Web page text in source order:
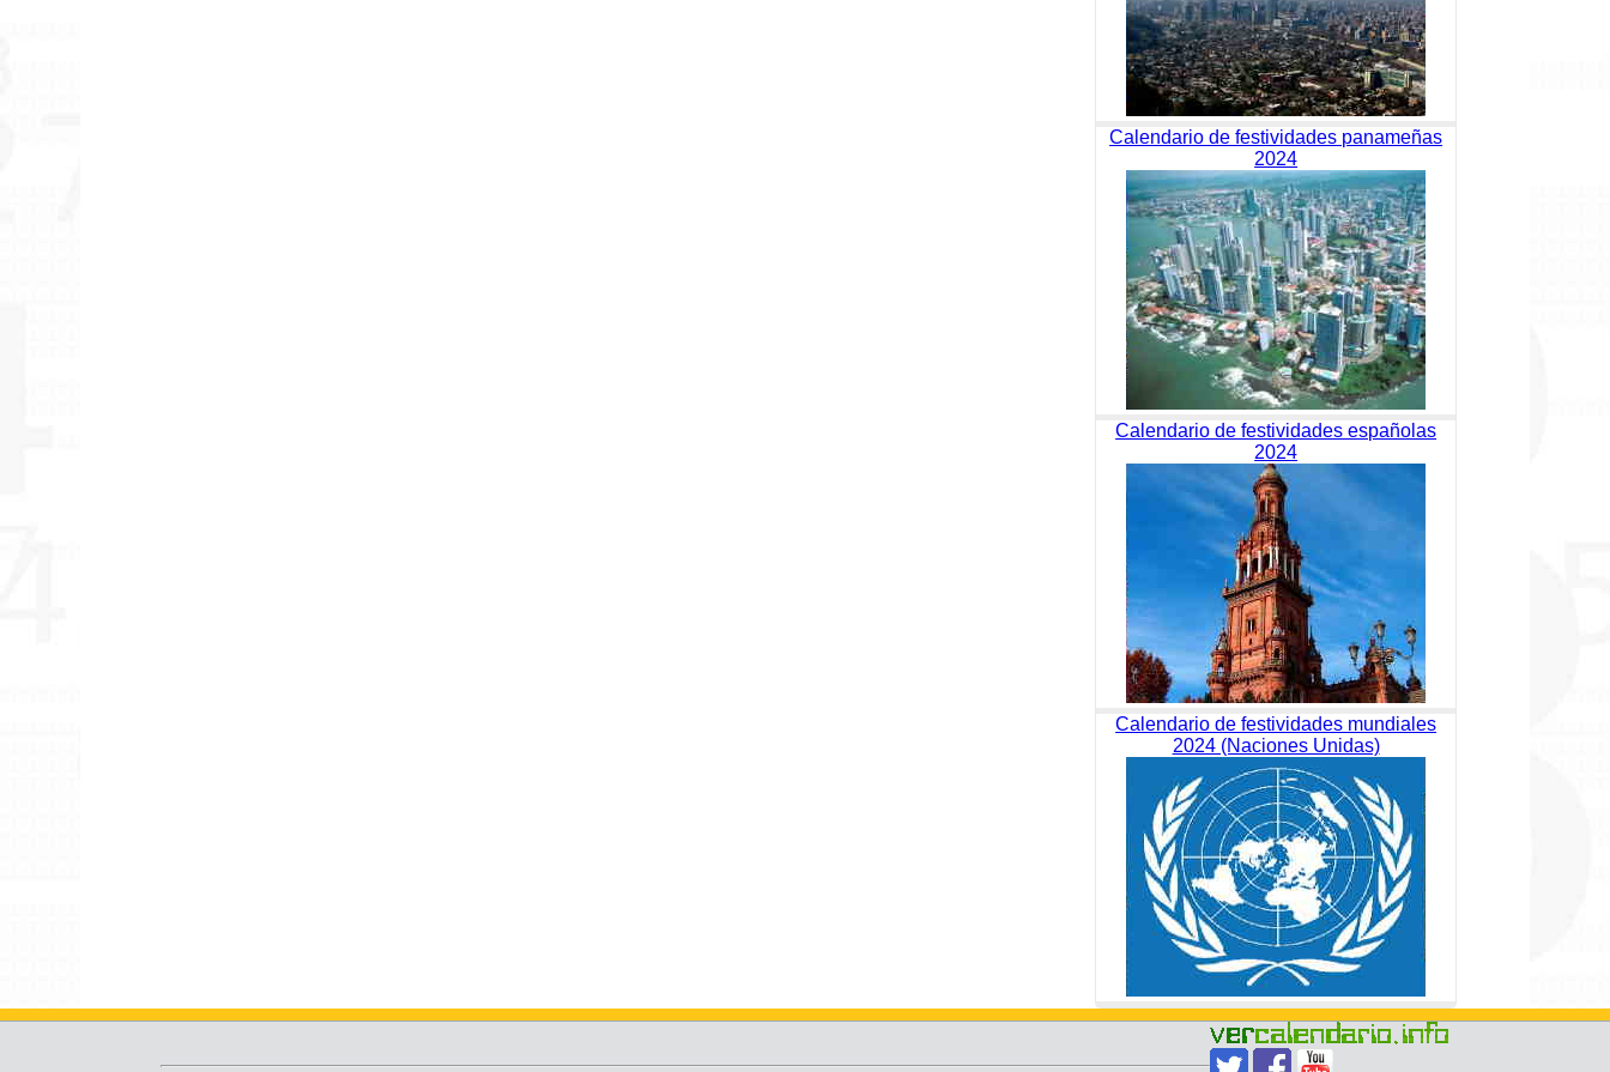
Calendario de festividades panameñas
2024
Calendario de festividades españolas
2024
Calendario de festividades mundiales
2024 (Naciones Unidas)